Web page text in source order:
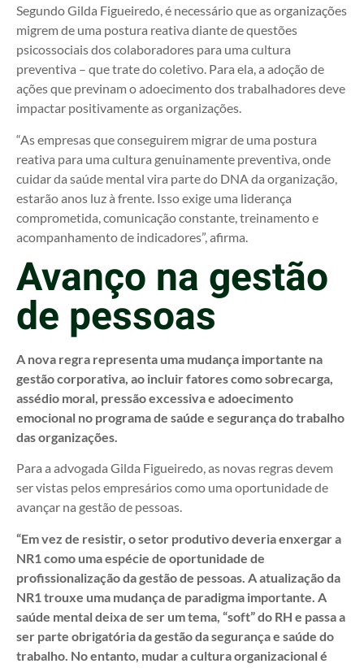
Segundo Gilda Figueiredo, é necessário que as organizações
migrem de uma postura reativa diante de questões
psicossociais dos colaboradores para uma cultura
preventiva – que trate do coletivo. Para ela, a adoção de
ações que previnam o adoecimento dos trabalhadores deve
impactar positivamente as organizações.
“As empresas que conseguirem migrar de uma postura
reativa para uma cultura genuinamente preventiva, onde
cuidar da saúde mental vira parte do DNA da organização,
estarão anos luz à frente. Isso exige uma liderança
comprometida, comunicação constante, treinamento e
acompanhamento de indicadores”, afirma.
Avanço na gestão
de pessoas
A nova regra representa uma mudança importante na
gestão corporativa, ao incluir fatores como sobrecarga,
assédio moral, pressão excessiva e adoecimento
emocional no programa de saúde e segurança do trabalho
das organizações.
Para a advogada Gilda Figueiredo, as novas regras devem
ser vistas pelos empresários como uma oportunidade de
avançar na gestão de pessoas.
“Em vez de resistir, o setor produtivo deveria enxergar a
NR1 como uma espécie de oportunidade de
profissionalização da gestão de pessoas. A atualização da
NR1 trouxe uma mudança de paradigma importante. A
saúde mental deixa de ser um tema, “soft” do RH e passa a
ser parte obrigatória da gestão da segurança e saúde do
trabalho. No entanto, mudar a cultura organizacional é